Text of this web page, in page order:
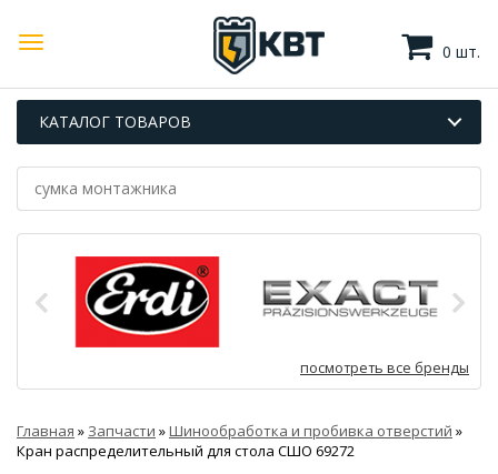
0 шт.
КАТАЛОГ ТОВАРОВ
посмотреть все бренды
Главная » Запчасти »Шинообработка и пробивка отверстий »
Кран распределительный для стола СШО 69272